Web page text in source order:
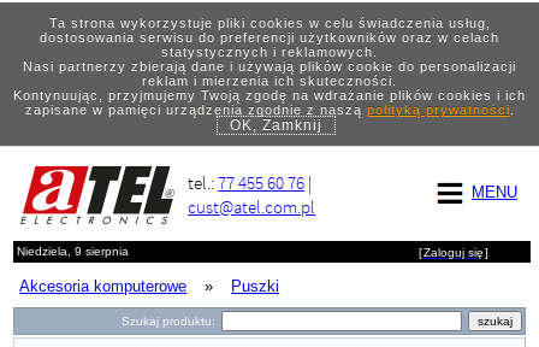
Ta strona wykorzystuje pliki cookies w celu świadczenia usług,
dostosowania serwisu do preferencji użytkowników oraz w celach
statystycznych i reklamowych.
Nasi partnerzy zbierają dane i używają plików cookie do personalizacji
reklam i mierzenia ich skuteczności.
Kontynuując, przyjmujemy Twoją zgodę na wdrażanie plików cookies i ich
zapisane w pamięci urządzenia zgodnie z naszą polityką prywatności.
OK, Zamknij
MENU
tel.:77 455 60 76 |
cust@atel.com.pl
Niedziela, 9 sierpnia [Zaloguj się]
Akcesoria komputerowe » Puszki
Szukaj produktu: